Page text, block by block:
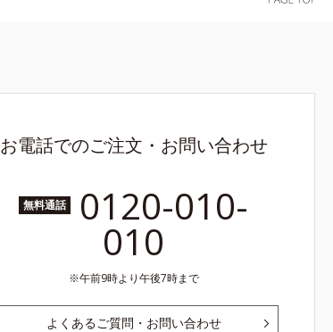
お電話でのご注文・お問い合わせ
無料通話 0120-010-
010
午前9時より午後7時まで
よくあるご質問・お問い合わせ